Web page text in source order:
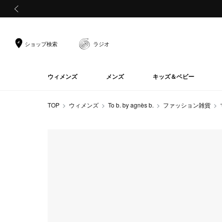
ショップ検索 ラジオ
ウィメンズ メンズ キッズ＆ベビー
TOP ウィメンズ To b. by agnès b. ファッション雑貨